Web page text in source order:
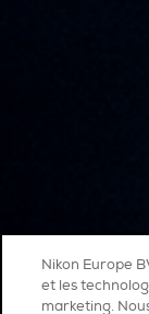
Nikon Europe
et les
marketing.